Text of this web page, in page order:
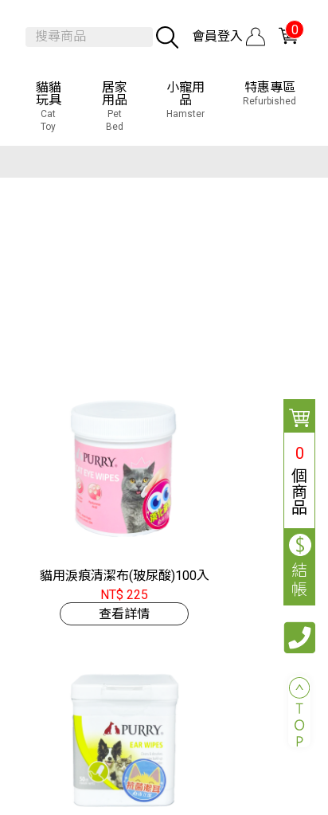
0
個
商
品
結
帳
會員登入 0
貓貓
玩具
Cat
Toy
居家
用品
Pet
Bed
小寵用
品
Hamster
特惠專區
Refurbished
貓用淚痕清潔布(玻尿酸)100入
NT$ 225
查看詳情